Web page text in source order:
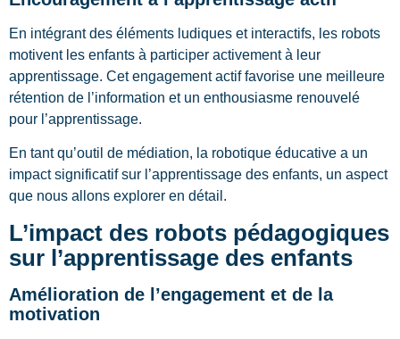
En intégrant des éléments ludiques et interactifs, les robots
motivent les enfants à participer activement à leur
apprentissage. Cet engagement actif favorise une meilleure
rétention de l’information et un enthousiasme renouvelé
pour l’apprentissage.
En tant qu’outil de médiation, la robotique éducative a un
impact significatif sur l’apprentissage des enfants, un aspect
que nous allons explorer en détail.
L’impact des robots pédagogiques
sur l’apprentissage des enfants
Amélioration de l’engagement et de la
motivation